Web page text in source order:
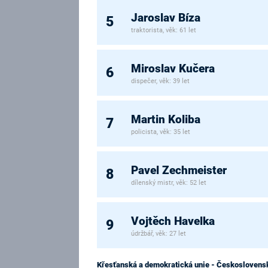
5 Jaroslav Bíza
traktorista, věk: 61 let
6 Miroslav Kučera
dispečer, věk: 39 let
7 Martin Koliba
policista, věk: 35 let
8 Pavel Zechmeister
dílenský mistr, věk: 52 let
9 Vojtěch Havelka
údržbář, věk: 27 let
Křesťanská a demokratická unie -